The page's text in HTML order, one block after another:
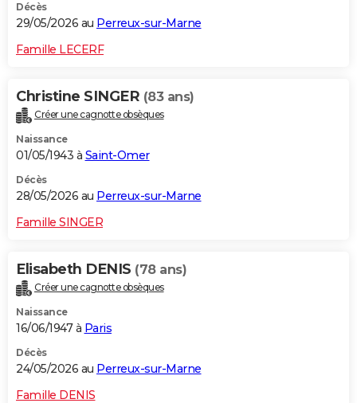
Décès
29/05/2026 au Perreux-sur-Marne
Famille LECERF
Christine SINGER (83 ans)
Créer une cagnotte obsèques
Naissance
01/05/1943 à Saint-Omer
Décès
28/05/2026 au Perreux-sur-Marne
Famille SINGER
Elisabeth DENIS (78 ans)
Créer une cagnotte obsèques
Naissance
16/06/1947 à Paris
Décès
24/05/2026 au Perreux-sur-Marne
Famille DENIS